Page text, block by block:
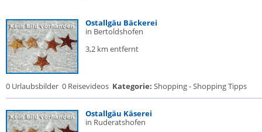
Ostallgäu Bäckerei
in Bertoldshofen
3,2 km entfernt
0 Urlaubsbilder 0 Reisevideos Kategorie: Shopping - Shopping Tipps
Ostallgäu Käserei
in Ruderatshofen